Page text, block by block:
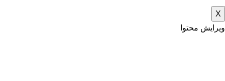
X
ویرایش محتوا